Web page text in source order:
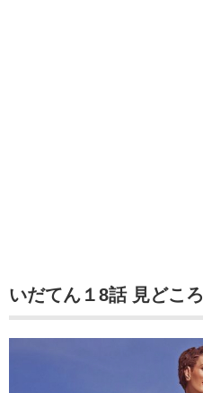
いだてん１8話 見どころ